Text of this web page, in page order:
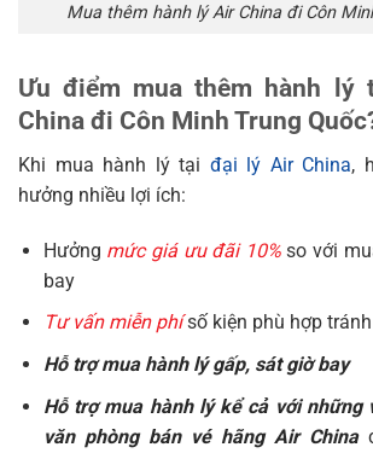
Mua thêm hành lý Air China đi Côn
Ưu điểm mua thêm hành
China đi Côn Minh Trung
Khi mua hành lý tại đại lý Air China,
hưởng nhiều lợi ích:
Hưởng mức giá ưu đãi 10%so với
bay
Tư vấn miễn phí số kiện phù hợp
Hỗ trợ mua hành lý gấp, sát giờ bay
Hỗ trợ mua hành lý kể cả với những
văn phòng bán vé hãng Air China